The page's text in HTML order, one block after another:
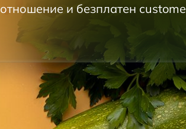
и безплатен